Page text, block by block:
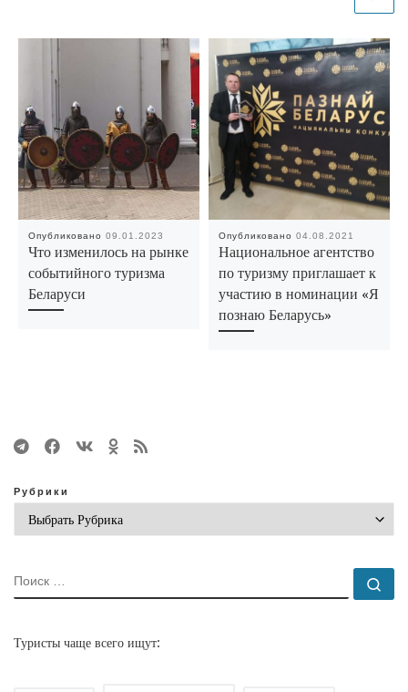
Опубликовано09.01.2023
Что изменилось на рынке
событийного туризма
Беларуси
Опубликовано04.08.2021
Национальное агентство
по туризму приглашает к
участию в номинации «Я
познаю Беларусь»
Рубрики
ПОИСК
Туристы чаще всего ищут: